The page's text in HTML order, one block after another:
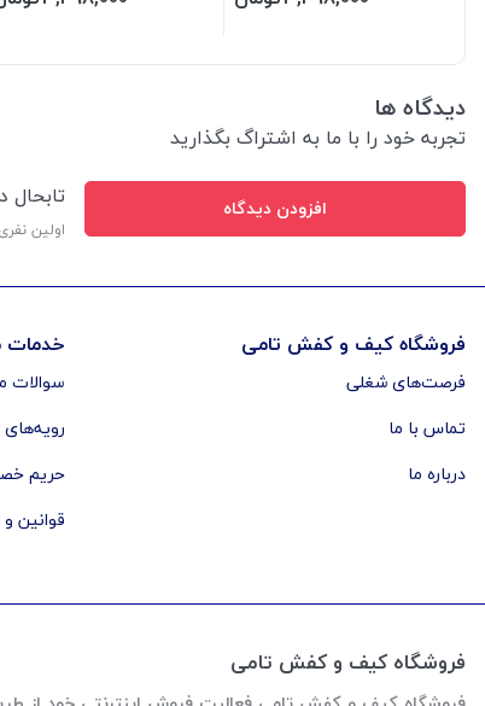
دیدگاه ها
تجربه خود را با ما به اشتراگ بگذارید
افزودن دیدگاه
اولین
فروشگاه کیف و کفش تامی
فرصت‌های شغلی
تماس با ما
درباره ما
خدمات
سوالات
رویه‌های
حریم
قوانین
فروشگاه کیف و کفش تامی